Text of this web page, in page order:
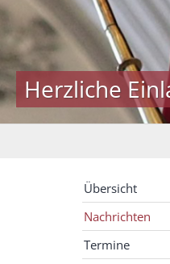
Herzliche
Übersicht
Nachrichten
Termine